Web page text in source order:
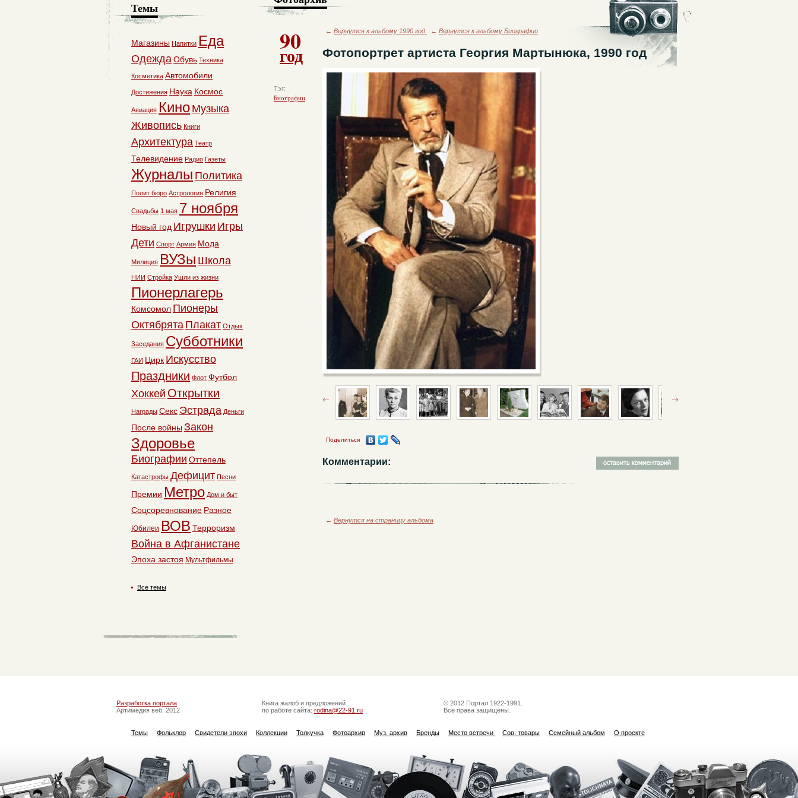
90
год
Тэг:
Биографии
← Вернутся к альбому 1990 год ← Вернутся к альбому Биографии
Фотопортрет артиста Георгия Мартынюка, 1990 год
Поделиться
Комментарии:
← Вернутся на страницу альбома
Темы
Магазины Напитки Еда
ОдеждаОбувь Техника
Косметика Автомобили
Достижения Наука Космос
Авиация Кино Музыка
Живопись Книги
Архитектура Театр
Телевидение Радио Газеты
Журналы Политика
Полит бюро Астрология Религия
Свадьбы 1 мая 7 ноября
Новый год Игрушки Игры
Дети Спорт Армия Мода
Милиция ВУЗы Школа
НИИ Стройка Ушли из жизни
Пионерлагерь
Комсомол Пионеры
Октябрята Плакат Отдых
Заседания Субботники
ГАИ Цирк Искусство
Праздники Флот Футбол
Хоккей Открытки
Награды Секс Эстрада Деньги
После войны Закон
Здоровье
Биографии Оттепель
Катастрофы Дефицит Песни
Премии Метро Дом и быт
Соцсоревнование Разное
Юбилеи ВОВ Терроризм
Война в Афганистане
Эпоха застоя Мультфильмы
Все темы
Разработка портала
Артимедия веб, 2012
Книга жалоб и предложений
по работе сайта: rodina@22-91.ru
© 2012 Портал 1922-1991.
Все права защищены.
Темы Фольклор Свидетели эпохи Коллекции Толкучка Фотоархив Муз. архив Бренды Место встречи Сов. товары Семейный альбом О проекте